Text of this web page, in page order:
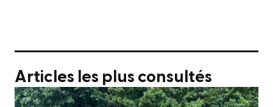
Articles les plus consultés